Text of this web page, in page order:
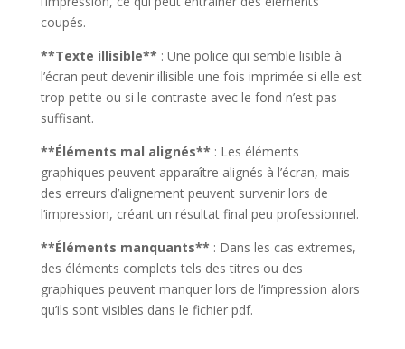
coupés.
**Texte illisible** : Une police qui semble lisible à
l’écran peut devenir illisible une fois imprimée si elle est
trop petite ou si le contraste avec le fond n’est pas
suffisant.
**Éléments mal alignés** : Les éléments
graphiques peuvent apparaître alignés à l’écran, mais
des erreurs d’alignement peuvent survenir lors de
l’impression, créant un résultat final peu professionnel.
**Éléments manquants** : Dans les cas extremes,
des éléments complets tels des titres ou des
graphiques peuvent manquer lors de l’impression alors
qu’ils sont visibles dans le fichier pdf.